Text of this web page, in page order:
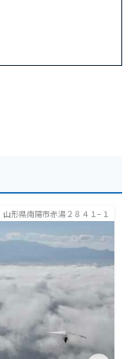
山形県南陽市赤湯２８４１−１